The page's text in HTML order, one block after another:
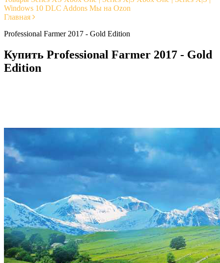
Windows 10 DLC Addons Мы на Ozon
Главная
Professional Farmer 2017 - Gold Edition
Купить Professional Farmer 2017 - Gold
Edition